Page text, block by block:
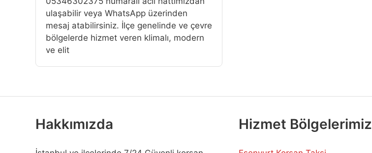
ulaşabilir veya WhatsApp üzerinden
mesaj atabilirsiniz. İlçe genelinde ve çevre
bölgelerde hizmet veren klimalı, modern
ve elit
Hakkımızda Hizmet Bölgelerimiz